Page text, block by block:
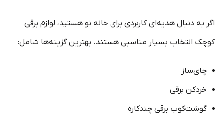
اگر به دنبال هدیه‌ای کاربردی برای خانه نو هستید، لوازم برقی
کوچک انتخاب بسیار مناسبی هستند. بهترین گزینه‌ها شامل:
چای‌ساز
خردکن برقی
گوشت‌کوب برقی چندکاره